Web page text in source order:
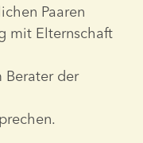
Paaren
mit Elternschaft
Berater der